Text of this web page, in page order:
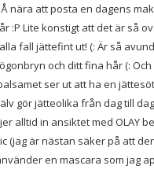
nära att posta en dagens
:P Lite konstigt att det är så
fall jättefint ut! (: Är så
och ditt fina hår (:
ser ut att ha en
gör jätteolika från dag till
alltid in ansiktet med OLAY
(jag är nästan säker på att
en mascara som jag